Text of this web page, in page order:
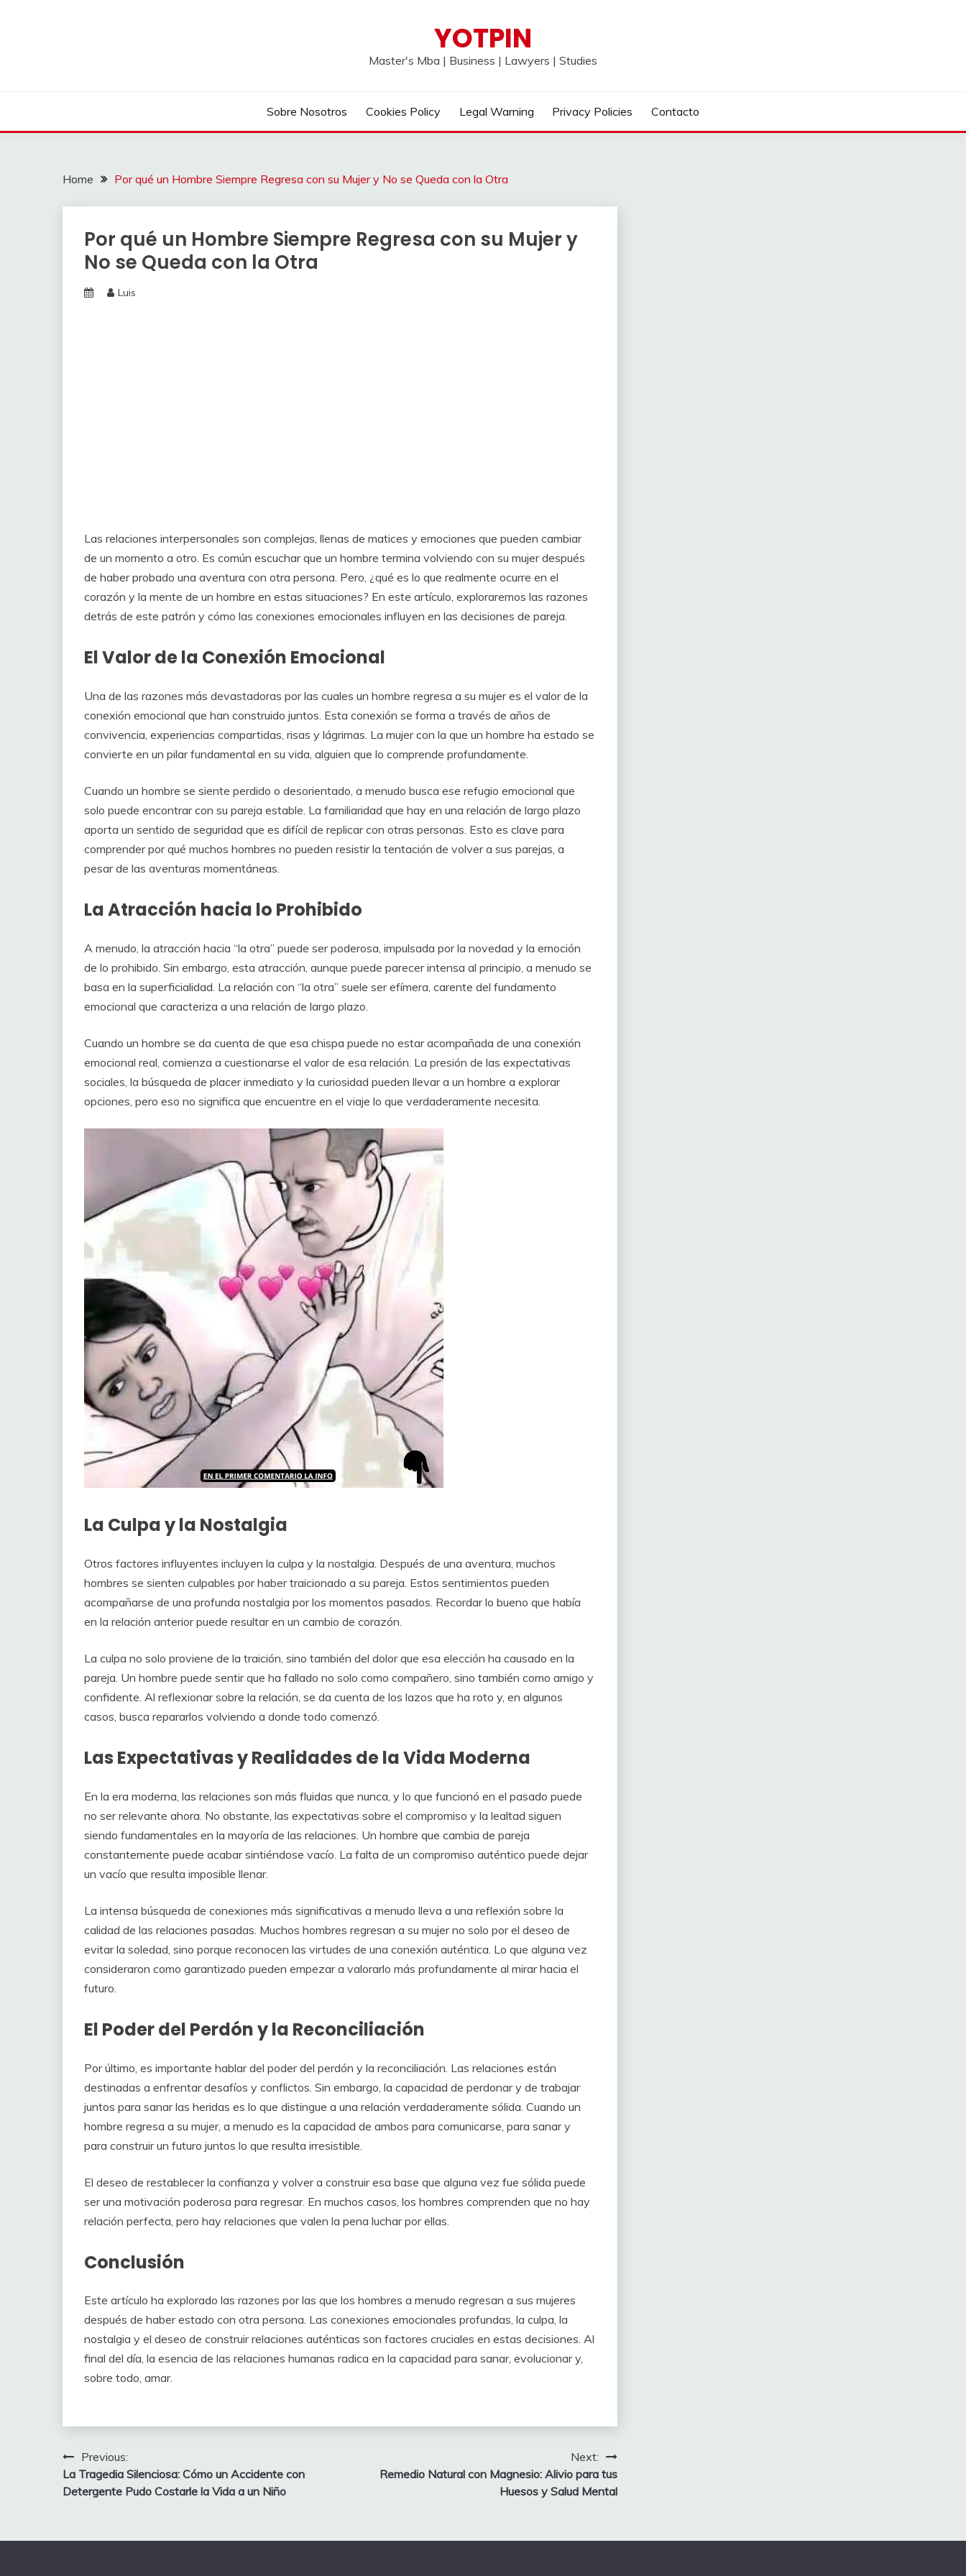
YOTPIN
Master's Mba | Business | Lawyers | Studies
Sobre Nosotros Cookies Policy Legal Warning Privacy Policies Contacto
Home Por qué un Hombre Siempre Regresa con su Mujer y No se Queda con la Otra
Por qué un Hombre Siempre Regresa con su Mujer y
No se Queda con la Otra
Luis
Las relaciones interpersonales son complejas, llenas de matices y emociones que pueden cambiar
de un momento a otro. Es común escuchar que un hombre termina volviendo con su mujer después
de haber probado una aventura con otra persona. Pero, ¿qué es lo que realmente ocurre en el
corazón y la mente de un hombre en estas situaciones? En este artículo, exploraremos las razones
detrás de este patrón y cómo las conexiones emocionales influyen en las decisiones de pareja.
El Valor de la Conexión Emocional
Una de las razones más devastadoras por las cuales un hombre regresa a su mujer es el valor de la
conexión emocional que han construido juntos. Esta conexión se forma a través de años de
convivencia, experiencias compartidas, risas y lágrimas. La mujer con la que un hombre ha estado se
convierte en un pilar fundamental en su vida, alguien que lo comprende profundamente.
Cuando un hombre se siente perdido o desorientado, a menudo busca ese refugio emocional que
solo puede encontrar con su pareja estable. La familiaridad que hay en una relación de largo plazo
aporta un sentido de seguridad que es difícil de replicar con otras personas. Esto es clave para
comprender por qué muchos hombres no pueden resistir la tentación de volver a sus parejas, a
pesar de las aventuras momentáneas.
La Atracción hacia lo Prohibido
A menudo, la atracción hacia “la otra” puede ser poderosa, impulsada por la novedad y la emoción
de lo prohibido. Sin embargo, esta atracción, aunque puede parecer intensa al principio, a menudo se
basa en la superficialidad. La relación con “la otra” suele ser efímera, carente del fundamento
emocional que caracteriza a una relación de largo plazo.
Cuando un hombre se da cuenta de que esa chispa puede no estar acompañada de una conexión
emocional real, comienza a cuestionarse el valor de esa relación. La presión de las expectativas
sociales, la búsqueda de placer inmediato y la curiosidad pueden llevar a un hombre a explorar
opciones, pero eso no significa que encuentre en el viaje lo que verdaderamente necesita.
La Culpa y la Nostalgia
Otros factores influyentes incluyen la culpa y la nostalgia. Después de una aventura, muchos
hombres se sienten culpables por haber traicionado a su pareja. Estos sentimientos pueden
acompañarse de una profunda nostalgia por los momentos pasados. Recordar lo bueno que había
en la relación anterior puede resultar en un cambio de corazón.
La culpa no solo proviene de la traición, sino también del dolor que esa elección ha causado en la
pareja. Un hombre puede sentir que ha fallado no solo como compañero, sino también como amigo y
confidente. Al reflexionar sobre la relación, se da cuenta de los lazos que ha roto y, en algunos
casos, busca repararlos volviendo a donde todo comenzó.
Las Expectativas y Realidades de la Vida Moderna
En la era moderna, las relaciones son más fluidas que nunca, y lo que funcionó en el pasado puede
no ser relevante ahora. No obstante, las expectativas sobre el compromiso y la lealtad siguen
siendo fundamentales en la mayoría de las relaciones. Un hombre que cambia de pareja
constantemente puede acabar sintiéndose vacío. La falta de un compromiso auténtico puede dejar
un vacío que resulta imposible llenar.
La intensa búsqueda de conexiones más significativas a menudo lleva a una reflexión sobre la
calidad de las relaciones pasadas. Muchos hombres regresan a su mujer no solo por el deseo de
evitar la soledad, sino porque reconocen las virtudes de una conexión auténtica. Lo que alguna vez
consideraron como garantizado pueden empezar a valorarlo más profundamente al mirar hacia el
futuro.
El Poder del Perdón y la Reconciliación
Por último, es importante hablar del poder del perdón y la reconciliación. Las relaciones están
destinadas a enfrentar desafíos y conflictos. Sin embargo, la capacidad de perdonar y de trabajar
juntos para sanar las heridas es lo que distingue a una relación verdaderamente sólida. Cuando un
hombre regresa a su mujer, a menudo es la capacidad de ambos para comunicarse, para sanar y
para construir un futuro juntos lo que resulta irresistible.
El deseo de restablecer la confianza y volver a construir esa base que alguna vez fue sólida puede
ser una motivación poderosa para regresar. En muchos casos, los hombres comprenden que no hay
relación perfecta, pero hay relaciones que valen la pena luchar por ellas.
Conclusión
Este artículo ha explorado las razones por las que los hombres a menudo regresan a sus mujeres
después de haber estado con otra persona. Las conexiones emocionales profundas, la culpa, la
nostalgia y el deseo de construir relaciones auténticas son factores cruciales en estas decisiones. Al
final del día, la esencia de las relaciones humanas radica en la capacidad para sanar, evolucionar y,
sobre todo, amar.
Post
navigation
Previous:
La Tragedia Silenciosa: Cómo un Accidente con
Detergente Pudo Costarle la Vida a un Niño
Next:
Remedio Natural con Magnesio: Alivio para tus
Huesos y Salud Mental